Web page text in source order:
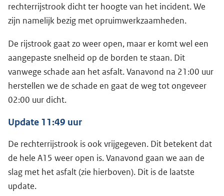
rechterrijstrook dicht ter hoogte van het incident. We
zijn namelijk bezig met opruimwerkzaamheden.
De rijstrook gaat zo weer open, maar er komt wel een
aangepaste snelheid op de borden te staan. Dit
vanwege schade aan het asfalt. Vanavond na 21:00 uur
herstellen we de schade en gaat de weg tot ongeveer
02:00 uur dicht.
Update 11:49 uur
De rechterrijstrook is ook vrijgegeven. Dit betekent dat
de hele A15 weer open is. Vanavond gaan we aan de
slag met het asfalt (zie hierboven). Dit is de laatste
update.